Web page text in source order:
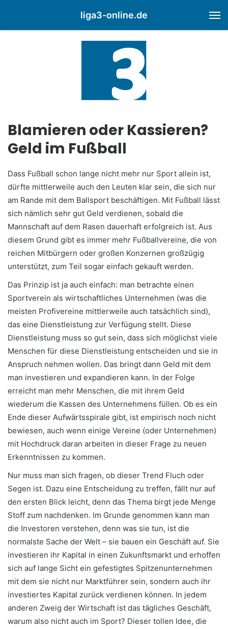
liga3-online.de
Blamieren oder Kassieren?
Geld im Fußball
Dass Fußball schon lange nicht mehr nur Sport allein ist,
dürfte mittlerweile auch den Leuten klar sein, die sich nur
am Rande mit dem Ballsport beschäftigen. Mit Fußball lässt
sich nämlich sehr gut Geld verdienen, sobald die
Mannschaft auf dem Rasen dauerhaft erfolgreich ist. Aus
diesem Grund gibt es immer mehr Fußballvereine, die von
reichen Mitbürgern oder großen Konzernen großzügig
unterstützt, zum Teil sogar einfach gekauft werden.
Das Prinzip ist ja auch einfach: man betrachte einen
Sportverein als wirtschaftliches Unternehmen (was die
meisten Profivereine mittlerweile auch tatsächlich sind),
das eine Dienstleistung zur Verfügung stellt. Diese
Dienstleistung muss so gut sein, dass sich möglichst viele
Menschen für diese Dienstleistung entscheiden und sie in
Anspruch nehmen wollen. Das bringt dann Geld mit dem
man investieren und expandieren kann. In der Folge
erreicht man mehr Menschen, die mit ihrem Geld
wiederum die Kassen des Unternehmens füllen. Ob es ein
Ende dieser Aufwärtsspirale gibt, ist empirisch noch nicht
bewiesen, auch wenn einige Vereine (oder Unternehmen)
mit Hochdruck daran arbeiten in dieser Frage zu neuen
Erkenntnissen zu kommen.
Nur muss man sich fragen, ob dieser Trend Fluch oder
Segen ist. Dazu eine Entscheidung zu treffen, fällt nur auf
den ersten Blick leicht, denn das Thema birgt jede Menge
Stoff zum nachdenken. Im Grunde genommen kann man
die Investoren verstehen, denn was sie tun, ist die
normalste Sache der Welt – sie bauen ein Geschäft auf. Sie
investieren ihr Kapital in einen Zukunftsmarkt und erhoffen
sich auf lange Sicht ein gefestigtes Spitzenunternehmen
mit dem sie nicht nur Marktführer sein, sondern auch ihr
investiertes Kapital zurück verdienen können. In jedem
anderen Zweig der Wirtschaft ist das tägliches Geschäft,
warum also nicht auch im Sport? Dieser tollen Idee, die